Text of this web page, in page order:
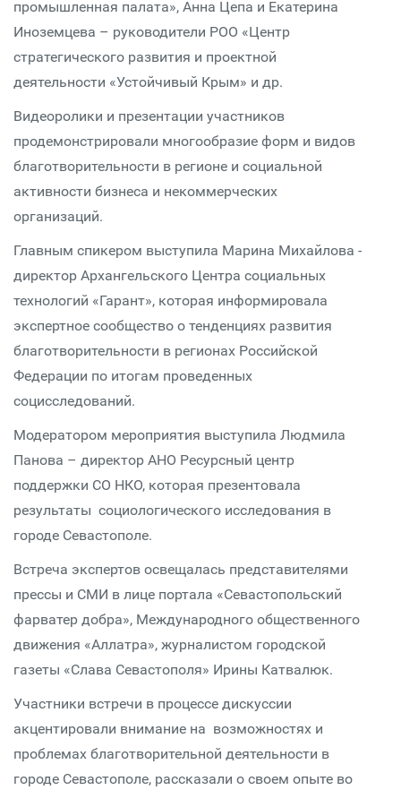
промышленная палата», Анна Цепа и Екатерина
Иноземцева – руководители РОО «Центр
стратегического развития и проектной
деятельности «Устойчивый Крым» и др.
Видеоролики и презентации участников
продемонстрировали многообразие форм и видов
благотворительности в регионе и социальной
активности бизнеса и некоммерческих
организаций.
Главным спикером выступила Марина Михайлова -
директор Архангельского Центра социальных
технологий «Гарант», которая информировала
экспертное сообщество о тенденциях развития
благотворительности в регионах Российской
Федерации по итогам проведенных
социсследований.
Модератором мероприятия выступила Людмила
Панова – директор АНО Ресурсный центр
поддержки СО НКО, которая презентовала
результаты социологического исследования в
городе Севастополе.
Встреча экспертов освещалась представителями
прессы и СМИ в лице портала «Севастопольский
фарватер добра», Международного общественного
движения «Аллатра», журналистом городской
газеты «Слава Севастополя» Ирины Катвалюк.
Участники встречи в процессе дискуссии
акцентировали внимание на возможностях и
проблемах благотворительной деятельности в
городе Севастополе, рассказали о своем опыте во